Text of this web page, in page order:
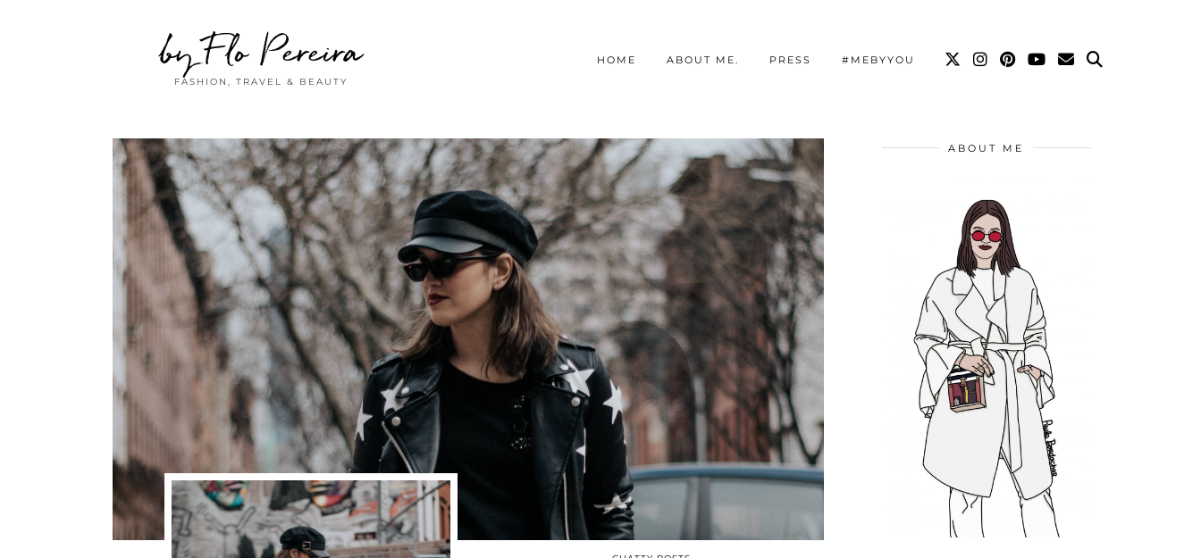
by Flo Pereira
FASHION, TRAVEL & BEAUTY
HOME ABOUT ME. PRESS #MEBYYOU
ABOUT ME